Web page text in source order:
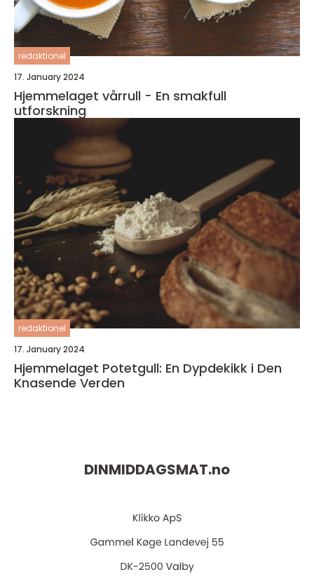
redaktionel
17. January 2024
Hjemmelaget vårrull - En smakfull
utforskning
redaktionel
17. January 2024
Hjemmelaget Potetgull: En Dypdekikk i Den
Knasende Verden
DINMIDDAGSMAT.no